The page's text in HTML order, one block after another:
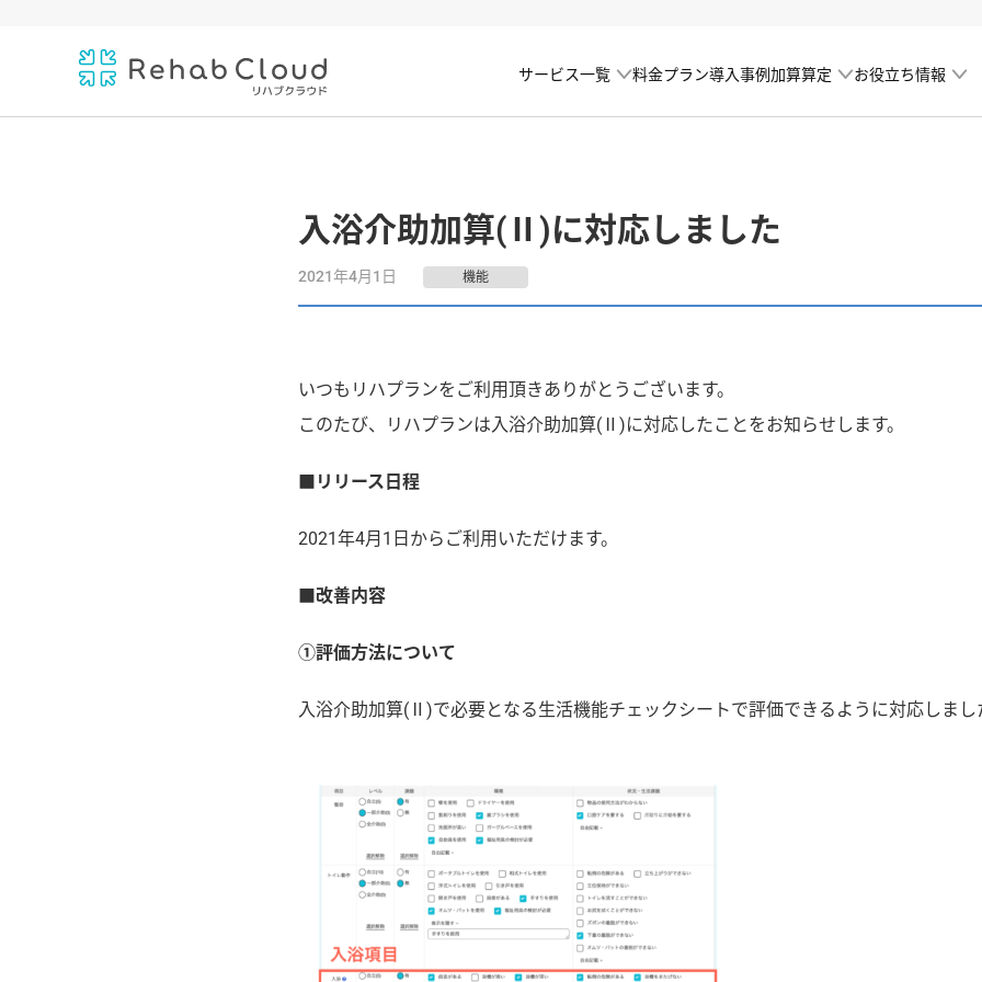
サービス一覧 料金プラン導入事例加算算定 お役立ち情報
入浴介助加算(Ⅱ)に対応しました
2021年4月1日 機能
いつもリハプランをご利用頂きありがとうございます。
このたび、リハプランは入浴介助加算(Ⅱ)に対応したことをお知らせします。
■リリース日程
2021年4月1日からご利用いただけます。
■改善内容
①評価方法について
入浴介助加算(Ⅱ)で必要となる生活機能チェックシートで評価できるように対応しまし